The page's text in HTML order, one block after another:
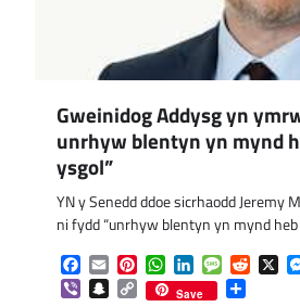
Gweinidog Addysg yn
unrhyw blentyn yn mynd
ysgol”
YN y Senedd ddoe sicrhaodd Jeremy
ni fydd “unrhyw blentyn yn mynd
Facebook
EmailPinterestWhatsApp
LinkedInMessageReddit
X
ViberSnapchat
Copy Save